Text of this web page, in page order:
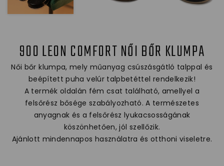
900 LEON COMFORT NŐI BŐR KLUMPA
Női bőr klumpa, mely műanyag csúszásgátló talppal és
beépített puha velúr talpbetéttel rendelkezik!
A termék oldalán fém csat található, amellyel a
felsőrész bősége szabályozható. A természetes
anyagnak és a felsőrész lyukacsosságának
köszönhetően, jól szellőzik.
Ajánlott mindennapos használatra és otthoni viseletre.